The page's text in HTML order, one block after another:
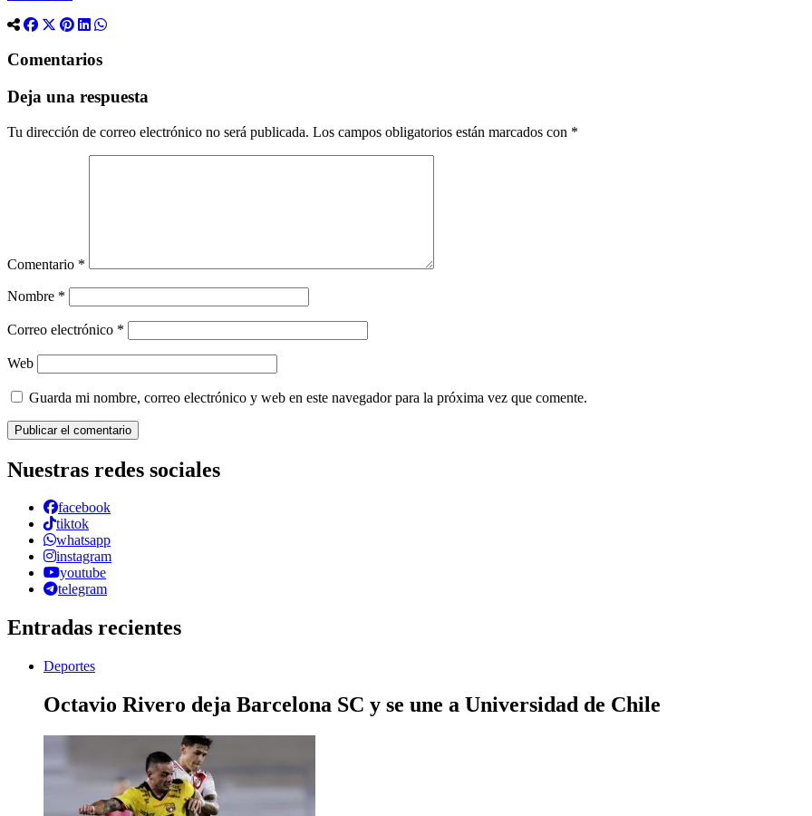
Comentarios
Deja una respuesta
Tu dirección de correo electrónico no será publicada. Los campos obligatorios están marcados con *
Comentario *
Nombre *
Correo electrónico *
Web
Guarda mi nombre, correo electrónico y web en este navegador para la próxima vez que comente.
Nuestras redes sociales
facebook
tiktok
whatsapp
instagram
youtube
telegram
Entradas recientes
Deportes
Octavio Rivero deja Barcelona SC y se une a Universidad de Chile